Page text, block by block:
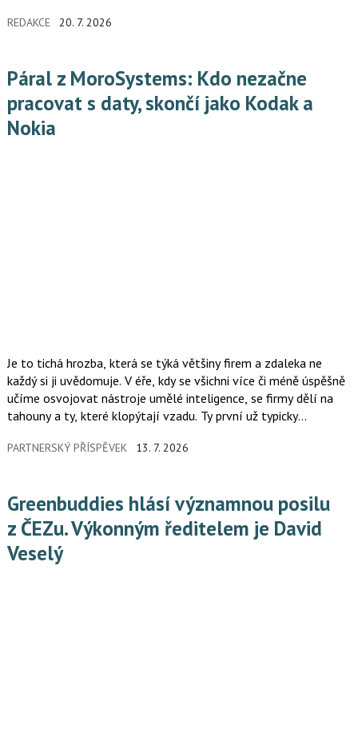
síť lidí, kteří firmy z výzkumu sami stavěli. Nejnověji tým
elektronových mikroskopů.
REDAKCE 20. 7. 2026
Páral z MoroSystems: Kdo nezačne
pracovat s daty, skončí jako Kodak a
Nokia
Je to tichá hrozba, která se týká většiny firem a zdaleka ne
každý si ji uvědomuje. V éře, kdy se všichni více či méně úspěšně
učíme osvojovat nástroje umělé inteligence, se firmy dělí na
tahouny a ty, které klopýtají vzadu. Ty první už typicky
nový byznys. Ty druhé fungují na zastaralých systémech, které
PARTNERSKÝ PŘÍSPĚVEK 13. 7. 2026
Greenbuddies hlásí významnou posilu
z ČEZu. Výkonným ředitelem je David
Veselý